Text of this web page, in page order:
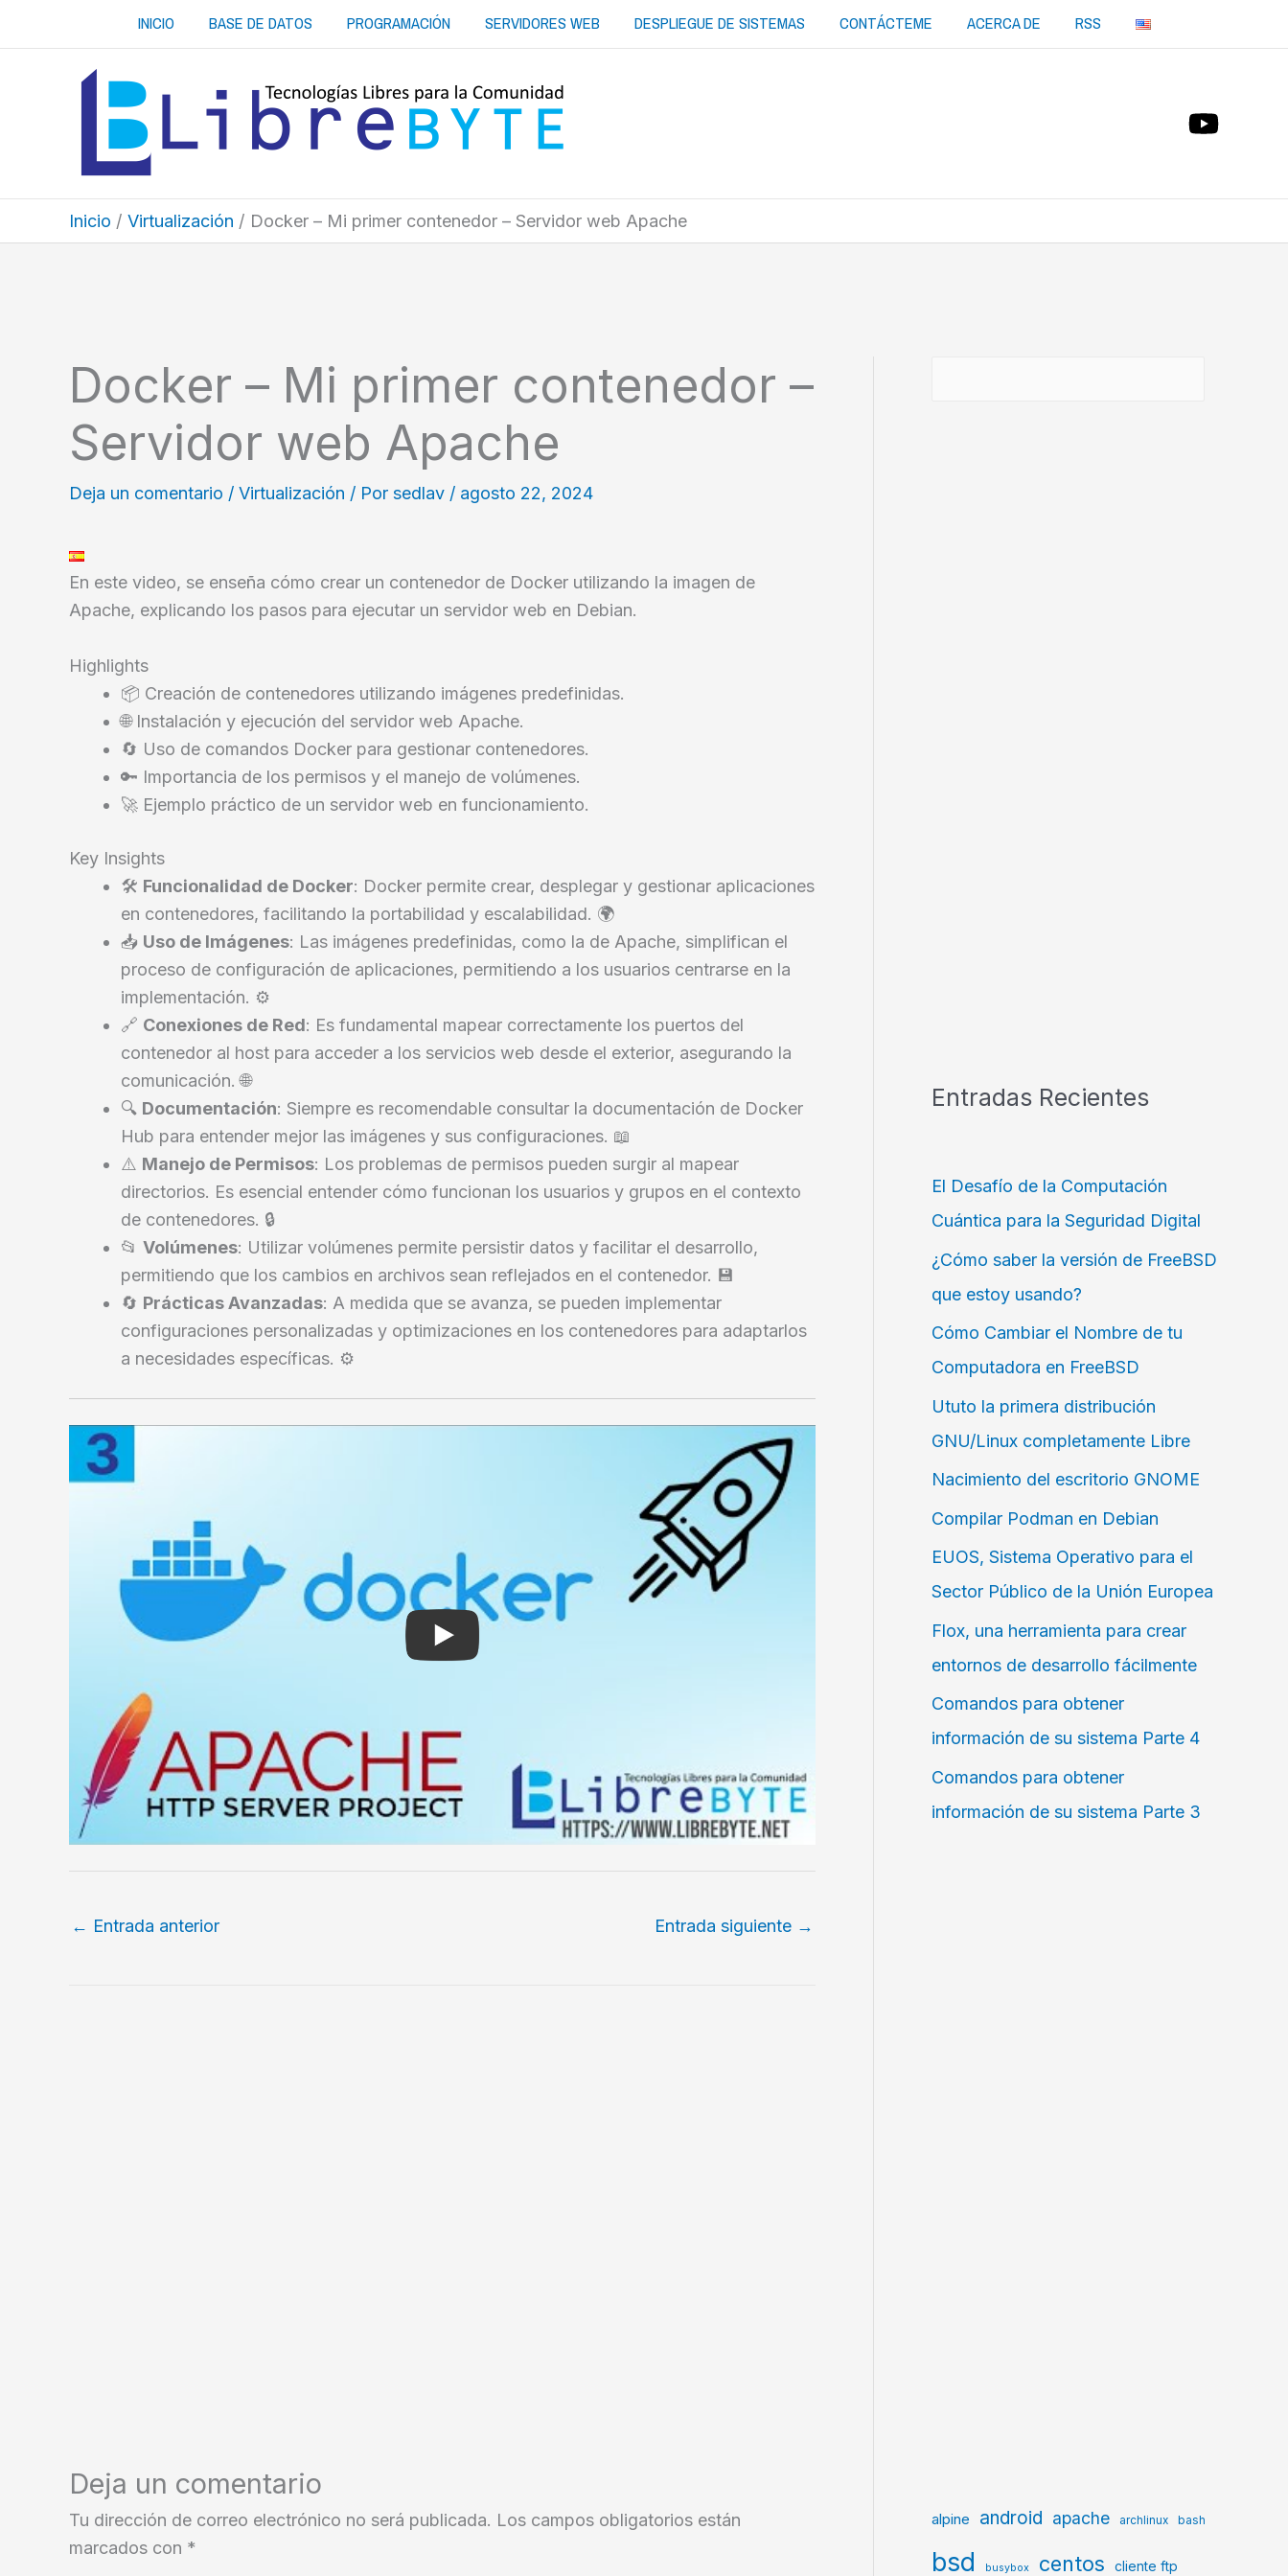
INICIO BASE DE DATOS PROGRAMACIÓN SERVIDORES WEB DESPLIEGUE DE SISTEMAS CONTÁCTEME ACERCA DE RSS
Inicio Virtualización Docker – Mi primer contenedor – Servidor web Apache
Docker – Mi primer contenedor –
Servidor web Apache
Deja un comentario / Virtualización / Por sedlav / agosto 22, 2024
En este video, se enseña cómo crear un contenedor de Docker utilizando la imagen de
Apache, explicando los pasos para ejecutar un servidor web en Debian.
Highlights
📦 Creación de contenedores utilizando imágenes predefinidas.
🌐 Instalación y ejecución del servidor web Apache.
🔄 Uso de comandos Docker para gestionar contenedores.
🔑 Importancia de los permisos y el manejo de volúmenes.
🚀 Ejemplo práctico de un servidor web en funcionamiento.
Key Insights
🛠️ Funcionalidad de Docker: Docker permite crear, desplegar y gestionar aplicaciones
en contenedores, facilitando la portabilidad y escalabilidad. 🌍
📥 Uso de Imágenes: Las imágenes predefinidas, como la de Apache, simplifican el
proceso de configuración de aplicaciones, permitiendo a los usuarios centrarse en la
implementación. ⚙️
🔗 Conexiones de Red: Es fundamental mapear correctamente los puertos del
contenedor al host para acceder a los servicios web desde el exterior, asegurando la
comunicación. 🌐
🔍 Documentación: Siempre es recomendable consultar la documentación de Docker
Hub para entender mejor las imágenes y sus configuraciones. 📖
⚠️ Manejo de Permisos: Los problemas de permisos pueden surgir al mapear
directorios. Es esencial entender cómo funcionan los usuarios y grupos en el contexto
de contenedores. 🔒
📂 Volúmenes: Utilizar volúmenes permite persistir datos y facilitar el desarrollo,
permitiendo que los cambios en archivos sean reflejados en el contenedor. 💾
🔄 Prácticas Avanzadas: A medida que se avanza, se pueden implementar
configuraciones personalizadas y optimizaciones en los contenedores para adaptarlos
a necesidades específicas. ⚙️
← Entrada anterior Entrada siguiente →
Deja un comentario
Tu dirección de correo electrónico no será publicada. Los campos obligatorios están
marcados con *
Entradas Recientes
El Desafío de la Computación
Cuántica para la Seguridad Digital
¿Cómo saber la versión de FreeBSD
que estoy usando?
Cómo Cambiar el Nombre de tu
Computadora en FreeBSD
Ututo la primera distribución
GNU/Linux completamente Libre
Nacimiento del escritorio GNOME
Compilar Podman en Debian
EUOS, Sistema Operativo para el
Sector Público de la Unión Europea
Flox, una herramienta para crear
entornos de desarrollo fácilmente
Comandos para obtener
información de su sistema Parte 4
Comandos para obtener
información de su sistema Parte 3
alpine android apache archlinux bash
bsd busybox centos cliente ftp